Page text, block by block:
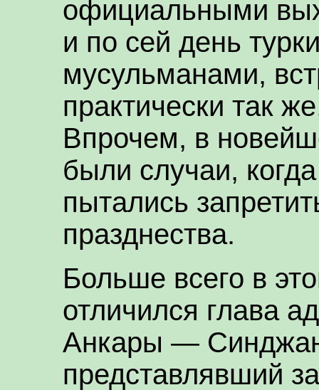
официальными
и по сей день
мусульманами,
практически так
Впрочем, в
были случаи,
пытались
празднества.
Больше всего в
отличился глава
Анкары —
представлявший